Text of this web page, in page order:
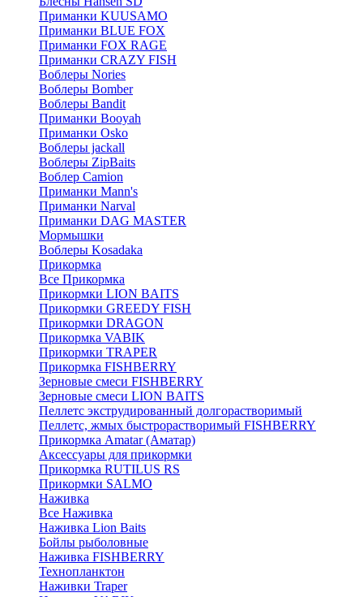
Приманки KUUSAMO
Приманки BLUE FOX
Приманки FOX RAGE
Приманки CRAZY FISH
Воблеры Nories
Воблеры Bomber
Воблеры Bandit
Приманки Booyah
Приманки Osko
Воблеры jackall
Воблеры ZipBaits
Воблер Camion
Приманки Mann's
Приманки Narval
Приманки DAG MASTER
Мормышки
Воблеры Kosadaka
Прикормка
Все Прикормка
Прикормки LION BAITS
Прикормки GREEDY FISH
Прикормки DRAGON
Прикормка VABIK
Прикормки TRAPER
Прикормка FISHBERRY
Зерновые смеси FISHBERRY
Зерновые смеси LION BAITS
Пеллетс экструдированный долгорастворимый
Пеллетс, жмых быстрорастворимый FISHBERRY
Прикормка Amatar (Аматар)
Аксессуары для прикормки
Прикормка RUTILUS RS
Прикормки SALMO
Наживка
Все Наживка
Наживка Lion Baits
Бойлы рыболовные
Наживка FISHBERRY
Технопланктон
Наживки Traper